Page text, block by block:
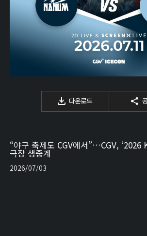
다운로드
“야구 축제도 CGV에서”…CGV, ‘2026
극장 생중계
2026/07/03